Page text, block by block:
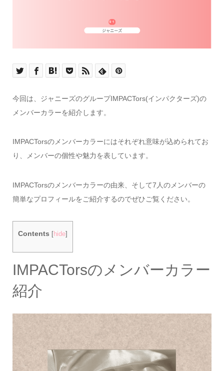
今回は、ジャニーズのグループIMPACTors(インパクターズ)の
メンバーカラーを紹介します。
IMPACTorsのメンバーカラーにはそれぞれ意味が込められてお
り、メンバーの個性や魅力を表しています。
IMPACTorsのメンバーカラーの由来、そして7人のメンバーの
簡単なプロフィールをご紹介するのでぜひご覧ください。
Contents hide]
IMPACTorsのメンバーカラー
紹介